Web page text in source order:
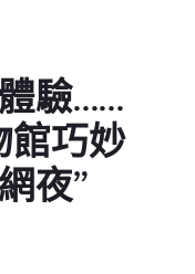
驗……
館巧妙
夜”